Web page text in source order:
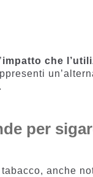
i
impatto che
per
anche